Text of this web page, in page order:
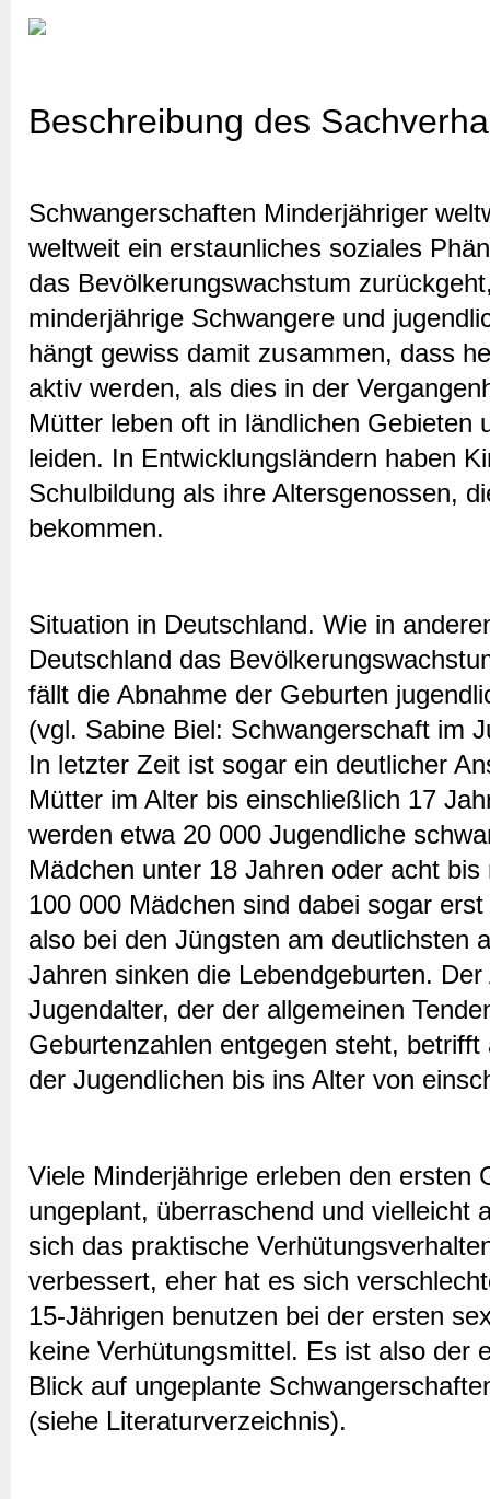
Beschreibung des
Schwangerschaften Minderjähriger
weltweit ein erstaunliches soziales
das Bevölkerungswachstum
minderjährige Schwangere und
hängt gewiss damit zusammen, dass
aktiv werden, als dies in der
Mütter leben oft in ländlichen Gebieten
leiden. In Entwicklungsländern haben
Schulbildung als ihre Altersgenossen,
bekommen.
Situation in Deutschland. Wie in
Deutschland das
fällt die Abnahme der Geburten
(vgl. Sabine Biel: Schwangerschaft im
In letzter Zeit ist sogar ein deutlicher
Mütter im Alter bis einschließlich 17
werden etwa 20 000 Jugendliche
Mädchen unter 18 Jahren oder acht
100 000 Mädchen sind dabei sogar
also bei den Jüngsten am deutlichsten
Jahren sinken die Lebendgeburten.
Jugendalter, der der allgemeinen
Geburtenzahlen entgegen steht,
der Jugendlichen bis ins Alter von
Viele Minderjährige erleben den ersten
ungeplant, überraschend und vielleicht
sich das praktische
verbessert, eher hat es sich
15-Jährigen benutzen bei der ersten
keine Verhütungsmittel. Es ist also der
Blick auf ungeplante
(siehe Literaturverzeichnis).